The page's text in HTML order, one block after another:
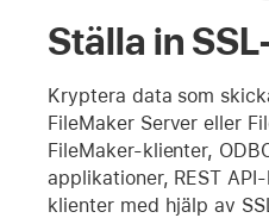
Ställa in
Kryptera data som
FileMaker Server eller
FileMaker-klienter,
applikationer, REST
klienter med hjälp av